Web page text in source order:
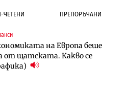
ЧЕТЕНИ ПРЕПОРЪЧАНИ
на Европа беше
от щатската. Какво се
избра изпълнител за
на трамвайното
„Скобелев“
над 150 устройства с
през август